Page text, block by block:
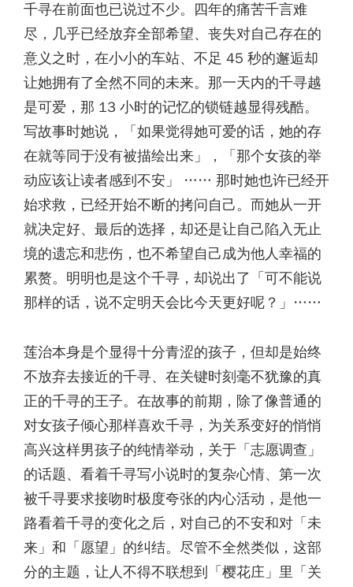
千寻在前面也已说过不少。四年的痛苦千言难
尽，几乎已经放弃全部希望、丧失对自己存在的
意义之时，在小小的车站、不足 45 秒的邂逅却
让她拥有了全然不同的未来。那一天内的千寻越
是可爱，那 13 小时的记忆的锁链越显得残酷。
写故事时她说，「如果觉得她可爱的话，她的存
在就等同于没有被描绘出来」，「那个女孩的举
动应该让读者感到不安」 …… 那时她也许已经开
始求救，已经开始不断的拷问自己。而她从一开
就决定好、最后的选择，却还是让自己陷入无止
境的遗忘和悲伤，也不希望自己成为他人幸福的
累赘。明明也是这个千寻，却说出了「可不能说
那样的话，说不定明天会比今天更好呢？」……
莲治本身是个显得十分青涩的孩子，但却是始终
不放弃去接近的千寻、在关键时刻毫不犹豫的真
正的千寻的王子。在故事的前期，除了像普通的
对女孩子倾心那样喜欢千寻，为关系变好的悄悄
高兴这样男孩子的纯情举动，关于「志愿调查」
的话题、看着千寻写小说时的复杂心情、第一次
被千寻要求接吻时极度夸张的内心活动，是他一
路看着千寻的变化之后，对自己的不安和对「未
来」和「愿望」的纠结。尽管不全然类似，这部
分的主题，让人不得不联想到「樱花庄」里「关